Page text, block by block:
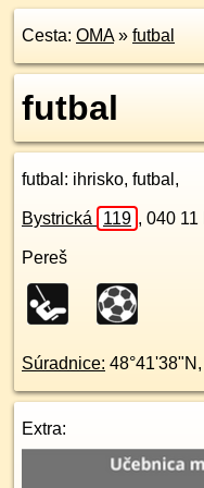
Cesta: OMA» futbal
futbal
futbal : ihrisko, futbal,
Bystrická 119 , 040 11
Pereš
Súradnice: 48°41'38"N ,
Extra: